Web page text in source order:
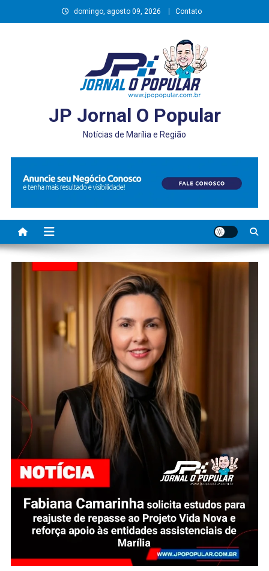
to
domingo, agosto 09, 2026 Contato
JP Jornal O Popular
Notícias de Marília e Região